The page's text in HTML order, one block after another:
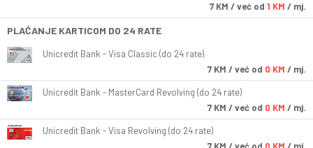
7 KM / već od 1 KM / mj.
PLAĆANJE KARTICOM DO 24 RATE
Unicredit Bank - Visa Classic (do 24 rate)
7 KM / već od 0 KM / mj.
Unicredit Bank - MasterCard Revolving (do 24 rate)
7 KM / već od 0 KM / mj.
Unicredit Bank - Visa Revolving (do 24 rate)